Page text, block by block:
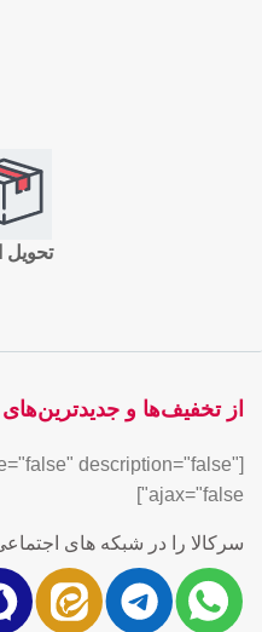
از تخفیف‌ها و
description="false"
ajax="false"]
سرکالا را در شبکه های